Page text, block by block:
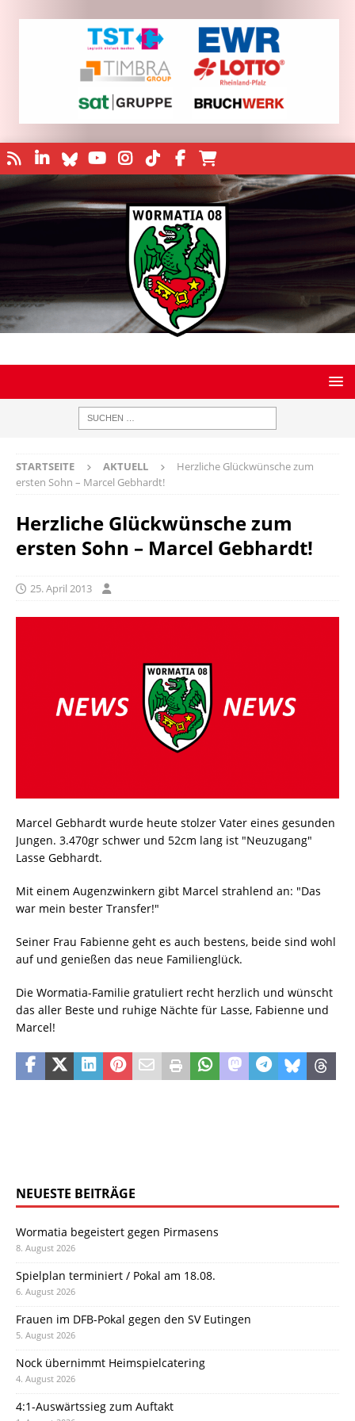
STARTSEITE AKTUELL
Herzliche Glückwünsche zum
ersten Sohn – Marcel Gebhardt!
Herzliche Glückwünsche zum
ersten Sohn – Marcel Gebhardt!
25. April 2013
Marcel Gebhardt wurde heute stolzer Vater eines gesunden
Jungen. 3.470gr schwer und 52cm lang ist "Neuzugang"
Lasse Gebhardt.
Mit einem Augenzwinkern gibt Marcel strahlend an: "Das
war mein bester Transfer!"
Seiner Frau Fabienne geht es auch bestens, beide sind wohl
auf und genießen das neue Familienglück.
Die Wormatia-Familie gratuliert recht herzlich und wünscht
das aller Beste und ruhige Nächte für Lasse, Fabienne und
Marcel!
NEUESTE BEITRÄGE
Wormatia begeistert gegen Pirmasens
8. August 2026
Spielplan terminiert / Pokal am 18.08.
6. August 2026
Frauen im DFB-Pokal gegen den SV Eutingen
5. August 2026
Nock übernimmt Heimspielcatering
4. August 2026
4:1-Auswärtssieg zum Auftakt